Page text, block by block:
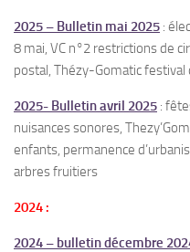
2025 – Bulletin mai 2025 :
8 mai, VC n°2 restrictions de
postal, Thézy-Gomatic festival
2025- Bulletin avril 2025 :
nuisances sonores,
enfants, permanence
arbres fruitiers
2024 :
2024 – bulletin décembre